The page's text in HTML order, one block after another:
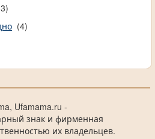
(4)
Ufamama.ru -
знак и фирменная
их владельцев.